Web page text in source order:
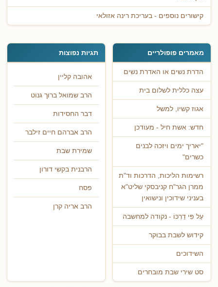
קישורים נוספים - בעריכת רינה אזולאי
מאמרים פופולריים
הדרת נשים או האדרת נשים
עצה כללית לשלום בית
אגוז קשיו, למשל
חדש: אשת חיל - מעודכן
"יאריך ימים ויזכה לבנים
כשרים"
רשימות הליכות, הדרכות וד"ת
ממרן הגר"ח קניבסקי שליט"א
בעניני שידוכין ונישואין
עַל פִּי דַרְכּוֹ - נקודה למחשבה
קידוש לשבת בבוקר
השידוכים
סט שירי שבת מובחרים
תגיות נפוצות
אהובה קליין
הרב שמואל ברוך גנוט
דבר החסידות
הרב אברהם חיים זילבר
שמירת שבת
הרבנית בקשי דורון
פסח
הרב אריה קרן